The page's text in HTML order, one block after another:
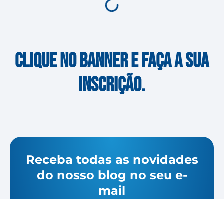
Clique no banner e faça a sua
inscrição.
Receba todas as novidades
do nosso blog no seu e-
mail